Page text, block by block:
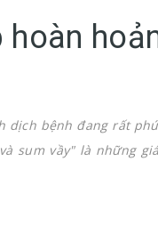
hoàn
dịch bệnh đang rất
sum vầy" là những